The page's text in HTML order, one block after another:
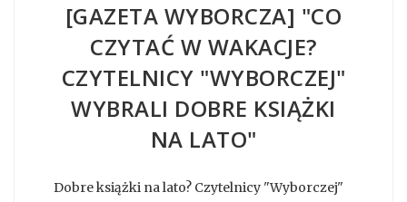
[GAZETA WYBORCZA] "CO
CZYTAĆ W WAKACJE?
CZYTELNICY "WYBORCZEJ"
WYBRALI DOBRE KSIĄŻKI
NA LATO"
Dobre książki na lato? Czytelnicy "Wyborczej"